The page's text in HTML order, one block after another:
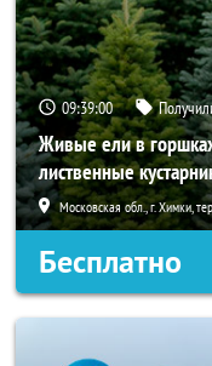
09:38:58
Живые ели в
лиственные
Московская обл., г. Химки,
Бесплатно